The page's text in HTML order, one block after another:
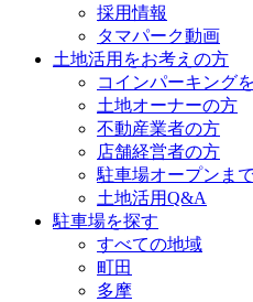
採用情報
タマパーク動画
土地活用をお考えの方
コインパーキング
土地オーナーの方
不動産業者の方
店舗経営者の方
駐車場オープンま
土地活用Q&A
駐車場を探す
すべての地域
町田
多摩